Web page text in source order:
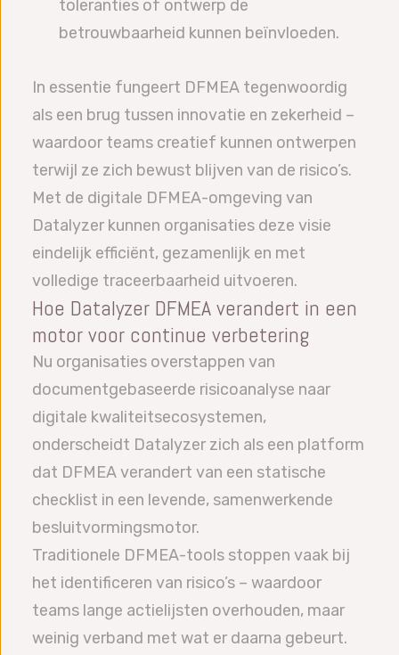
toleranties of ontwerp de
betrouwbaarheid kunnen beïnvloeden.
In essentie fungeert DFMEA tegenwoordig
als een brug tussen innovatie en zekerheid –
waardoor teams creatief kunnen ontwerpen
terwijl ze zich bewust blijven van de risico’s.
Met de digitale DFMEA-omgeving van
Datalyzer kunnen organisaties deze visie
eindelijk efficiënt, gezamenlijk en met
volledige traceerbaarheid uitvoeren.
Hoe Datalyzer DFMEA verandert in een
motor voor continue verbetering
Nu organisaties overstappen van
documentgebaseerde risicoanalyse naar
digitale kwaliteitsecosystemen,
onderscheidt Datalyzer zich als een platform
dat DFMEA verandert van een statische
checklist in een levende, samenwerkende
besluitvormingsmotor.
Traditionele DFMEA-tools stoppen vaak bij
het identificeren van risico’s – waardoor
teams lange actielijsten overhouden, maar
weinig verband met wat er daarna gebeurt.